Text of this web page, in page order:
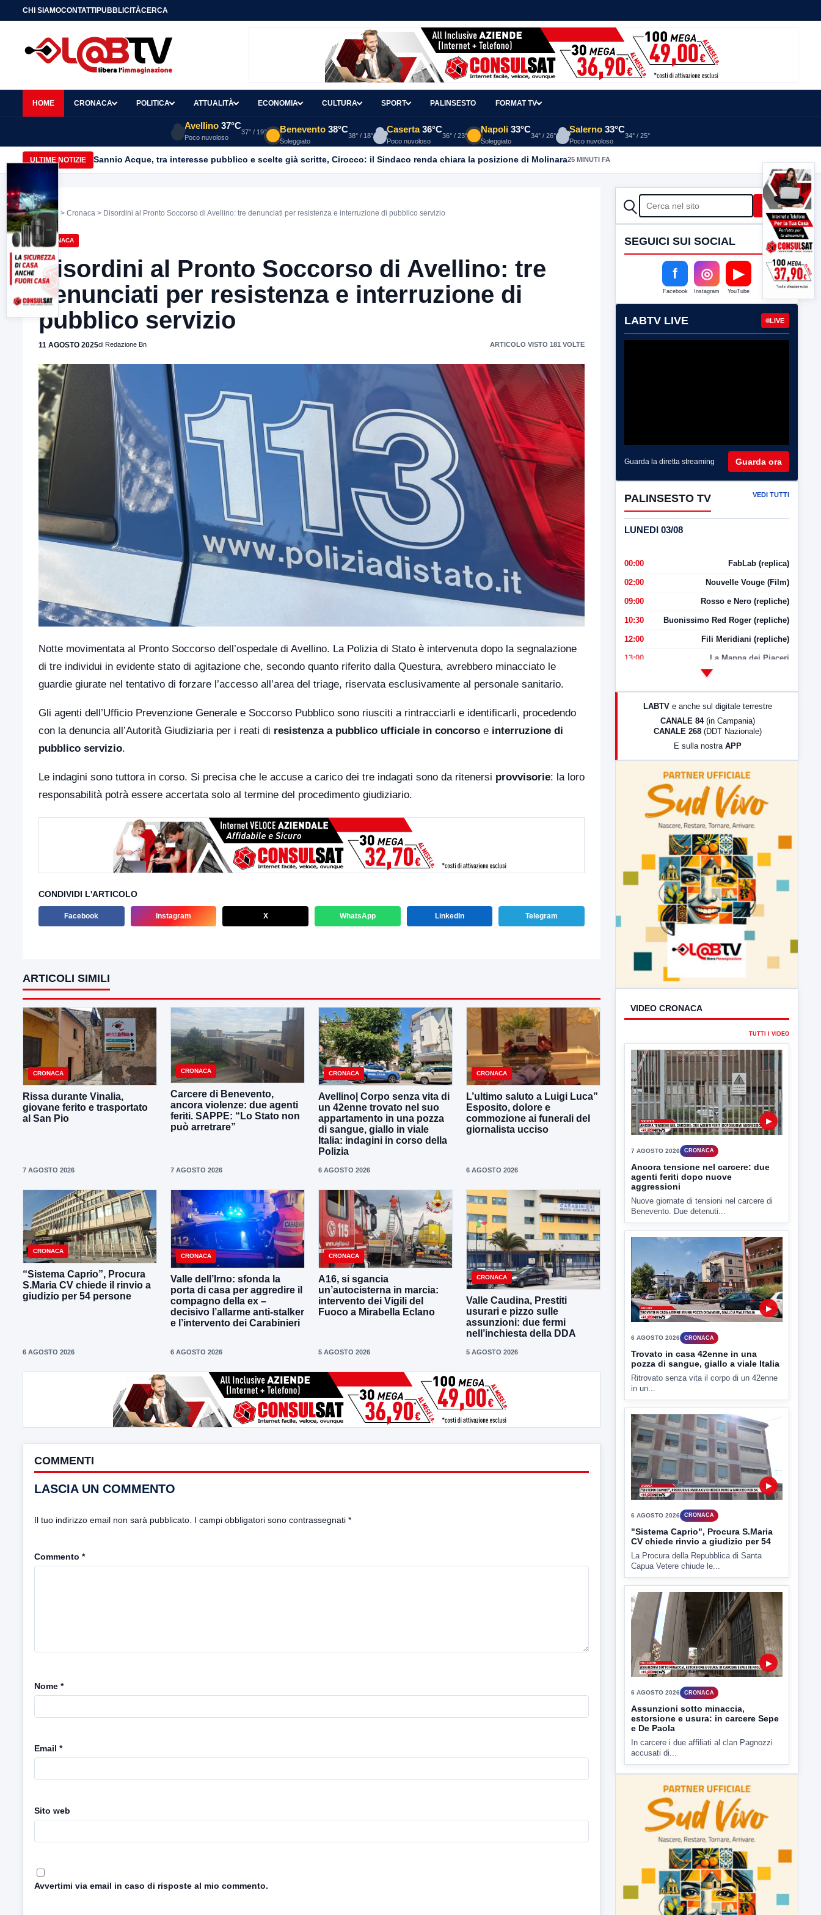
CHI SIAMOCONTATTIPUBBLICITÀCERCA
HOME CRONACA POLITICA ATTUALITÀ ECONOMIA CULTURA SPORT PALINSESTO FORMAT TV
Avellino 37°C
Poco nuvoloso
37° / 19° Benevento 38°C
Soleggiato
38° / 18°
Caserta 36°C
Poco nuvoloso
36° / 23°
Napoli 33°C
Soleggiato
34° / 26°
Salerno 33°C
Poco nuvoloso
34° / 25°
ULTIME NOTIZIE Sannio Acque, tra interesse pubblico e scelte già scritte, Cirocco: il Sindaco renda chiara la posizione di Molinara25 MINUTI FA
Home > Cronaca > Disordini al Pronto Soccorso di Avellino: tre denunciati per resistenza e interruzione di pubblico servizio
CRONACA
Disordini al Pronto Soccorso di Avellino: tre
denunciati per resistenza e interruzione di
pubblico servizio
11 AGOSTO 2025di Redazione Bn ARTICOLO VISTO 181 VOLTE
Notte movimentata al Pronto Soccorso dell’ospedale di Avellino. La Polizia di Stato è intervenuta dopo la segnalazione
di tre individui in evidente stato di agitazione che, secondo quanto riferito dalla Questura, avrebbero minacciato le
guardie giurate nel tentativo di forzare l’accesso all’area del triage, riservata esclusivamente al personale sanitario.
Gli agenti dell’Ufficio Prevenzione Generale e Soccorso Pubblico sono riusciti a rintracciarli e identificarli, procedendo
con la denuncia all’Autorità Giudiziaria per i reati di resistenza a pubblico ufficiale in concorso e interruzione di
pubblico servizio.
Le indagini sono tuttora in corso. Si precisa che le accuse a carico dei tre indagati sono da ritenersi provvisorie: la loro
responsabilità potrà essere accertata solo al termine del procedimento giudiziario.
CONDIVIDI L'ARTICOLO
Facebook Instagram X WhatsApp LinkedIn Telegram
ARTICOLI SIMILI
CRONACA
Rissa durante Vinalia,
giovane ferito e trasportato
al San Pio
7 AGOSTO 2026
CRONACA
Carcere di Benevento,
ancora violenze: due agenti
feriti. SAPPE: “Lo Stato non
può arretrare”
7 AGOSTO 2026
CRONACA
Avellino| Corpo senza vita di
un 42enne trovato nel suo
appartamento in una pozza
di sangue, giallo in viale
Italia: indagini in corso della
Polizia
6 AGOSTO 2026
CRONACA
L’ultimo saluto a Luigi Luca”
Esposito, dolore e
commozione ai funerali del
giornalista ucciso
6 AGOSTO 2026
CRONACA
“Sistema Caprio”, Procura
S.Maria CV chiede il rinvio a
giudizio per 54 persone
6 AGOSTO 2026
CRONACA
Valle dell’Irno: sfonda la
porta di casa per aggredire il
compagno della ex –
decisivo l’allarme anti-stalker
e l’intervento dei Carabinieri
6 AGOSTO 2026
CRONACA
A16, si sgancia
un’autocisterna in marcia:
intervento dei Vigili del
Fuoco a Mirabella Eclano
5 AGOSTO 2026
CRONACA
Valle Caudina, Prestiti
usurari e pizzo sulle
assunzioni: due fermi
nell’inchiesta della DDA
5 AGOSTO 2026
COMMENTI
LASCIA UN COMMENTO
Il tuo indirizzo email non sarà pubblicato. I campi obbligatori sono contrassegnati *
Commento *
Nome *
Email *
Sito web
Avvertimi via email in caso di risposte al mio commento.
CERCA Cerca
SEGUICI SUI SOCIAL
f
Facebook
◎
Instagram
▶
YouTube
LABTV LIVE LIVE
Guarda la diretta streaming Guarda ora
PALINSESTO TV VEDI TUTTI
LUNEDI 03/08
00:00 FabLab (replica)
02:00 Nouvelle Vouge (Film)
09:00 Rosso e Nero (repliche)
10:30 Buonissimo Red Roger (repliche)
12:00 Fili Meridiani (repliche)
13:00 La Mappa dei Piaceri
LabNews (Diretta)
LabNews (replica)
LABTV e anche sul digitale terrestre
CANALE 84 (in Campania)
CANALE 268 (DDT Nazionale)
E sulla nostra APP
VIDEO CRONACA
TUTTI I VIDEO
▶
7 AGOSTO 2026 CRONACA
Ancora tensione nel carcere: due
agenti feriti dopo nuove
aggressioni
Nuove giornate di tensioni nel carcere di
Benevento. Due detenuti...
▶
6 AGOSTO 2026 CRONACA
Trovato in casa 42enne in una
pozza di sangue, giallo a viale Italia
Ritrovato senza vita il corpo di un 42enne
in un...
▶
6 AGOSTO 2026 CRONACA
"Sistema Caprio", Procura S.Maria
CV chiede rinvio a giudizio per 54
La Procura della Repubblica di Santa
Capua Vetere chiude le...
▶
6 AGOSTO 2026 CRONACA
Assunzioni sotto minaccia,
estorsione e usura: in carcere Sepe
e De Paola
In carcere i due affiliati al clan Pagnozzi
accusati di...